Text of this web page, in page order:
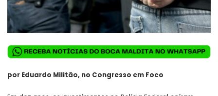
por Eduardo Militão, no Congresso em Foco